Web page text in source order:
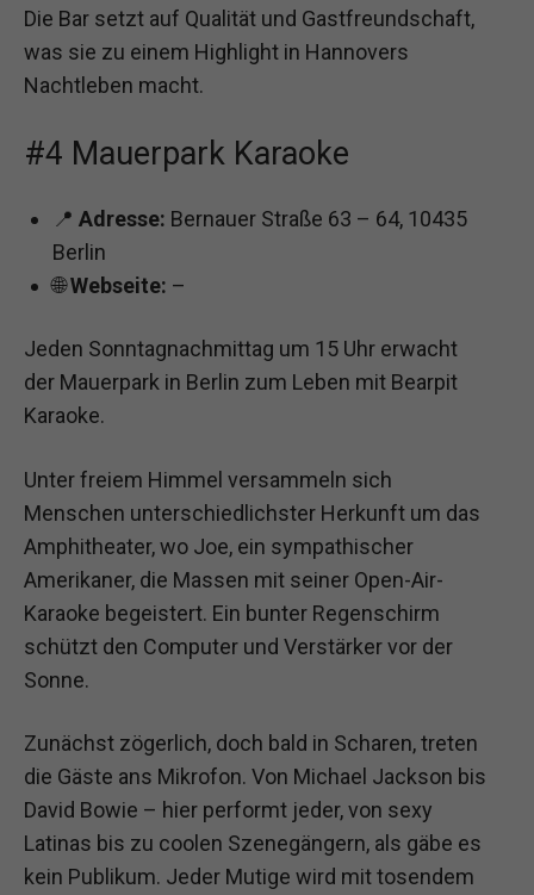
Die Bar setzt auf Qualität und Gastfreundschaft,
was sie zu einem Highlight in Hannovers
Nachtleben macht.
#4 Mauerpark Karaoke
📍 Adresse: Bernauer Straße 63 – 64, 10435
Berlin
🌐Webseite: –
Jeden Sonntagnachmittag um 15 Uhr erwacht
der Mauerpark in Berlin zum Leben mit Bearpit
Karaoke.
Unter freiem Himmel versammeln sich
Menschen unterschiedlichster Herkunft um das
Amphitheater, wo Joe, ein sympathischer
Amerikaner, die Massen mit seiner Open-Air-
Karaoke begeistert. Ein bunter Regenschirm
schützt den Computer und Verstärker vor der
Sonne.
Zunächst zögerlich, doch bald in Scharen, treten
die Gäste ans Mikrofon. Von Michael Jackson bis
David Bowie – hier performt jeder, von sexy
Latinas bis zu coolen Szenegängern, als gäbe es
kein Publikum. Jeder Mutige wird mit tosendem